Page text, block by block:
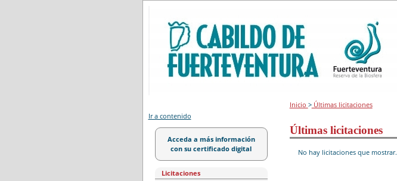
Ir a contenido
Acceda a más información
con su certificado digital
Licitaciones
Inicio >Últimas licitaciones
Últimas licitaciones
No hay licitaciones que mostrar.